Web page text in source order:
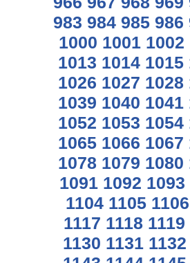
983 984 985 986
1000 1001 1002
1013 1014 1015
1026 1027 1028
1039 1040 1041
1052 1053 1054
1065 1066 1067
1078 1079 1080
1091 1092 1093
1104 1105 1106
1117 1118 1119
1130 1131 1132